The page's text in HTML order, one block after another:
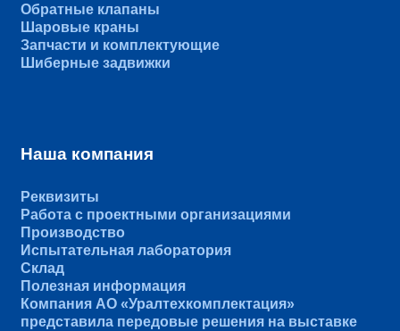
Обратные клапаны
Шаровые краны
Запчасти и комплектующие
Шиберные задвижки
Наша компания
Реквизиты
Работа с проектными организациями
Производство
Испытательная лаборатория
Склад
Полезная информация
Компания АО «Уралтехкомплектация»
представила передовые решения на выставке